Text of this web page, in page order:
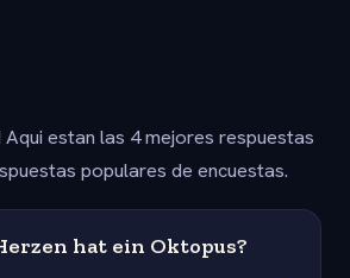
Aqui estan las 4 mejores respuestas
populares de encuestas.
hat ein Oktopus?